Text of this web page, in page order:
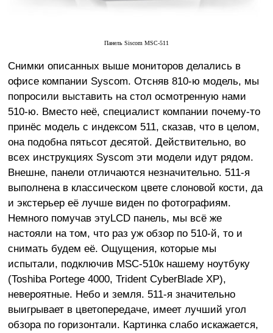
Панель Siscom MSC-511
Снимки описанных выше мониторов делались в
офисе компании Syscom. Отсняв 810-ю модель, мы
попросили выставить на стол осмотренную нами
510-ю. Вместо неё, специалист компании почему-то
принёс модель с индексом 511, сказав, что в целом,
она подобна пятьсот десятой. Действительно, во
всех инструкциях Syscom эти модели идут рядом.
Внешне, панели отличаются незначительно. 511-я
выполнена в классическом цвете слоновой кости, да
и экстерьер её лучше виден по фотографиям.
Немного помучав этуLCD панель, мы всё же
настояли на том, что раз уж обзор по 510-й, то и
снимать будем её. Ощущения, которые мы
испытали, подключив MSC-510к нашему ноутбуку
(Toshiba Portege 4000, Trident CyberBlade XP),
невероятные. Небо и земля. 511-я значительно
выигрывает в цветопередаче, имеет лучший угол
обзора по горизонтали. Картинка слабо искажается,